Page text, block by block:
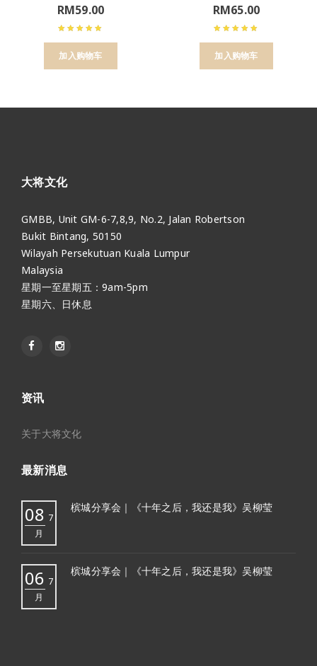
RM59.00
加入购物车
RM65.00
加入购物车
大将文化
GMBB, Unit GM-6-7,8,9, No.2, Jalan Robertson
Bukit Bintang, 50150
Wilayah Persekutuan Kuala Lumpur
Malaysia
星期一至星期五：9am-5pm
星期六、日休息
资讯
关于大将文化
最新消息
08 7
月
槟城分享会｜《十年之后，我还是我》吴柳莹
06 7
月
槟城分享会｜《十年之后，我还是我》吴柳莹